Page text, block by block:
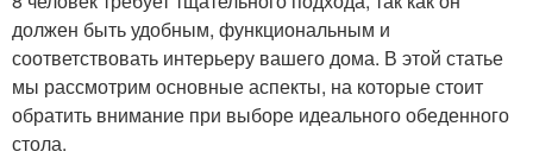
должен быть удобным, функциональным и
соответствовать интерьеру вашего дома. В этой статье
мы рассмотрим основные аспекты, на которые стоит
обратить внимание при выборе идеального обеденного
стола.